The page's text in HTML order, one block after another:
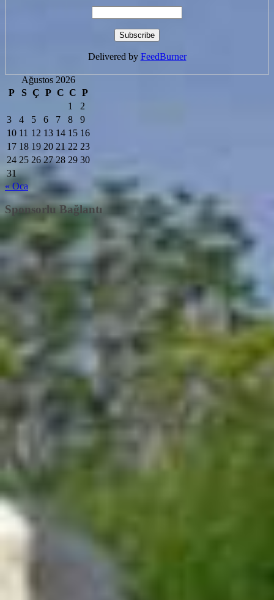
Delivered by FeedBurner
Ağustos 2026
P
S Ç P C C P
1
2
3
4 5 6 7 8
9
10 11 12 13 14 15 16
17 18 19 20 21 22 23
24 25 26 27 28 29 30
31
« Oca
Sponsorlu Bağlantı